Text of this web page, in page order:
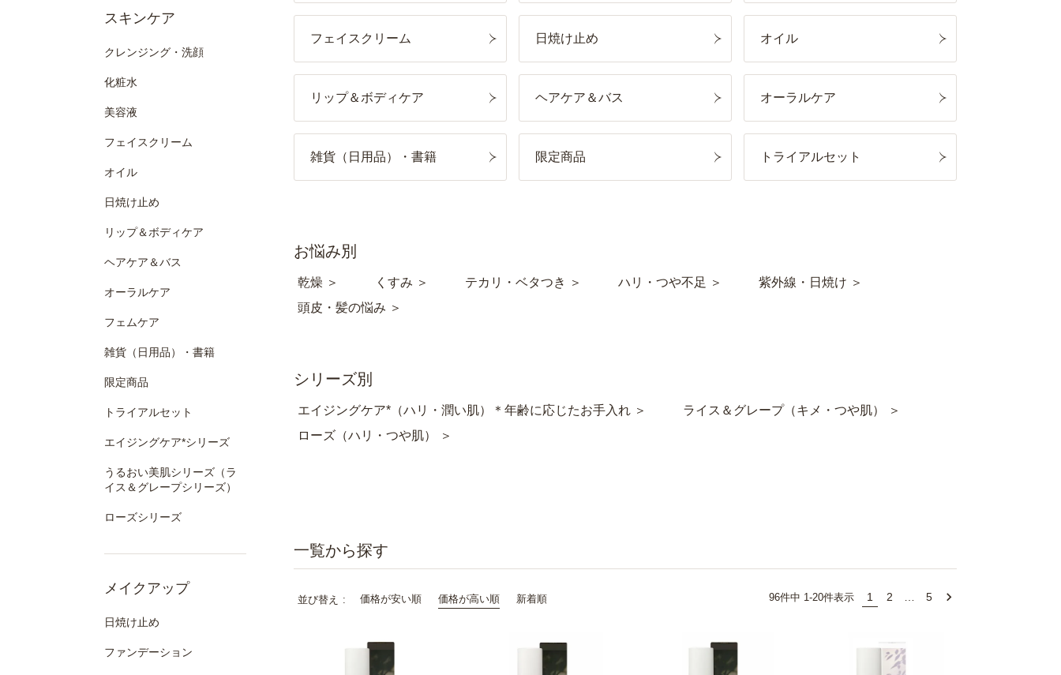
スキンケア
クレンジング・洗顔
化粧水
美容液
フェイスクリーム
オイル
日焼け止め
リップ＆ボディケア
ヘアケア＆バス
オーラルケア
フェムケア
雑貨（日用品）・書籍
限定商品
トライアルセット
エイジングケア*シリーズ
うるおい美肌シリーズ（ラ
イス＆グレープシリーズ）
ローズシリーズ
メイクアップ
日焼け止め
ファンデーション
フェイスクリーム 日焼け止め オイル
リップ＆ボディケア ヘアケア＆バス オーラルケア
雑貨（日用品）・書籍 限定商品 トライアルセット
お悩み別
乾燥 ＞ くすみ ＞ テカリ・ベタつき ＞ ハリ・つや不足 ＞
紫外線・日焼け ＞
頭皮・髪の悩み ＞
シリーズ別
エイジングケア*（ハリ・潤い肌）＊年齢に応じたお手入れ ＞
ライス＆グレープ（キメ・つや肌） ＞
ローズ（ハリ・つや肌） ＞
並び替え 価格が安い順 価格が高い順 新着順 96件中 1-20件表示 1 2 5